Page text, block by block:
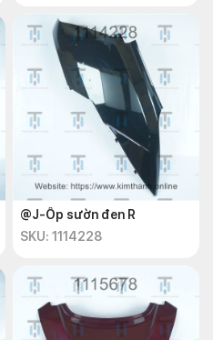
@J-Ốp sườn đen R
SKU: 1114228